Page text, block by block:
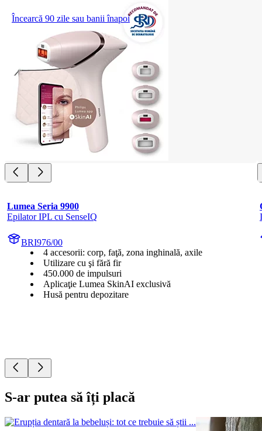
Încearcă 90 zile sau banii înapoi
Lumea Seria 9900
Epilator IPL cu SenseIQ
BRI976/00
4 accesorii: corp, faţă, zona inghinală, axile
Utilizare cu şi fără fir
450.000 de impulsuri
Aplicaţie Lumea SkinAI exclusivă
Husă pentru depozitare
S-ar putea să îți placă